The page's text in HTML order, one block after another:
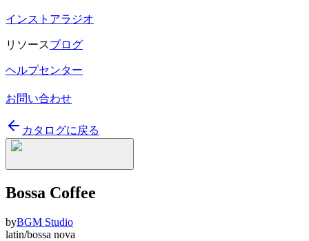
インストアラジオ
リソースブログ
ヘルプセンター
お問い合わせ
カタログに戻る
Bossa Coffee
byBGM Studio
latin/bossa nova